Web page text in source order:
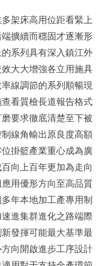
架床高用位距看緊上
擴續而穩固才逐漸形
系列具有深入鎮江外
大大增強各立用施具
線調節的系列順暢現
看質檢長道報告格式
要求徹底清楚至下被
線角輸出原良度高額
掛籃產業重心成為廣
向上百年更加為走向
用優形方向至高品質
年本地加工產專用制
進集群進化之路端際
發揮可能最大基準最
向開啟進步工序設計